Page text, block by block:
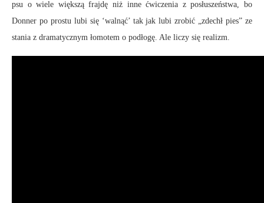
psu o wiele większą frajdę niż inne ćwiczenia z posłuszeństwa, bo
Donner po prostu lubi się ‘walnąć’ tak jak lubi zrobić „zdechł pies” ze
stania z dramatycznym łomotem o podłogę. Ale liczy się realizm.